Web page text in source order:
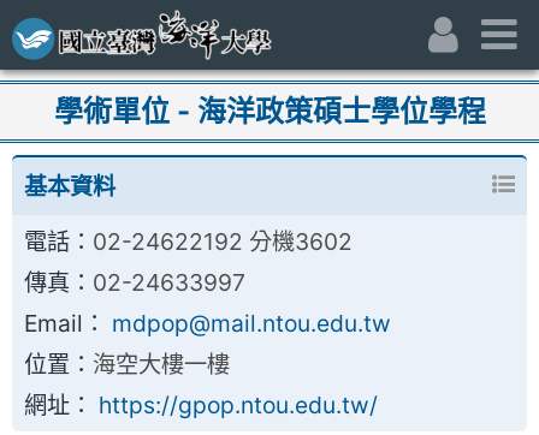
跳到主要內容區
::: 身份別主
學術單位 - 海洋政策碩士學位學程
基本資料
電話： 02-24622192 分機3602
傳真： 02-24633997
Email： mdpop@mail.ntou.edu.tw
位置： 海空大樓一樓
網址： https://gpop.ntou.edu.tw/